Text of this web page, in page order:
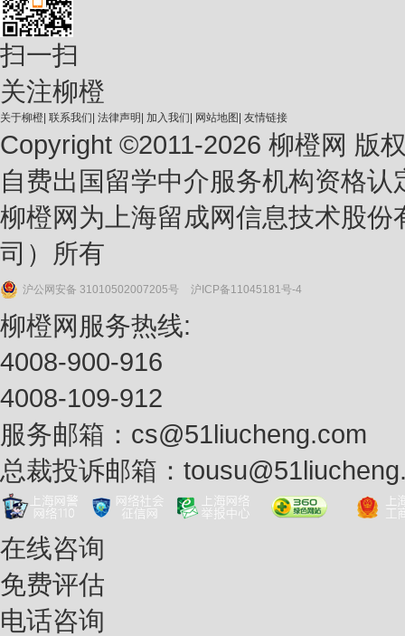
扫一扫
关注柳橙
关于柳橙 联系我们 法律声明 加入我们 网站地图 友情链接
Copyright ©2011-2026 柳橙网 版
自费出国留学中介服务机构资格认
柳橙网为上海留成网信息技术股
司）所有
沪公网安备 31010502007205号 沪ICP备11045181号-4
柳橙网服务热线:
4008-900-916
4008-109-912
服务邮箱： cs@51liucheng.com
总裁投诉邮箱：
在线咨询
免费评估
电话咨询